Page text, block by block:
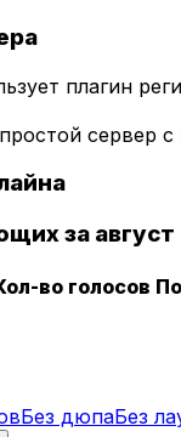
плагин
сервер
за август
во голосов
Без дюпаБез